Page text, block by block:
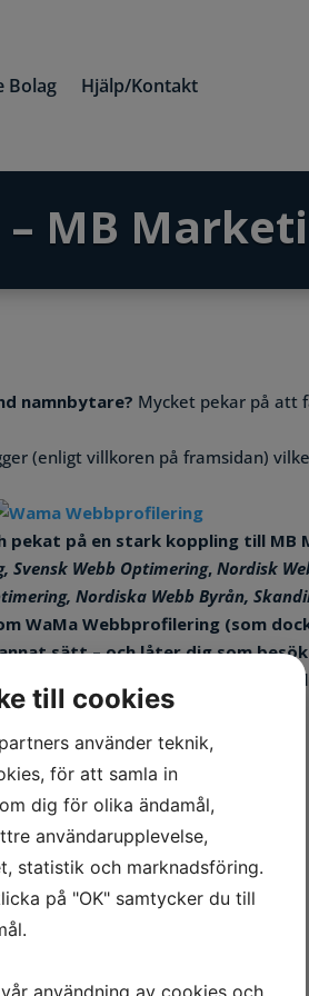
Bolag Hjälp/Kontakt
MB
namnbytare? Mycket pekar på att
(enligt villkoren på framsidan)
pekat på en stark koppling till MB
Svensk Webb Optimering, Nordisk
Nordiska Webb Byrån,
WaMa Webbprofilering(som
sätt – och låter dig som
för en jämförelse. Till
många namnbyten.
och Webbregistrering Sverige
MaWa eller WaMa?
till cookies
använder teknik,
för att samla in
dig för olika ändamål,
användarupplevelse,
statistik och marknadsföring.
på "OK" samtycker du till
användning av cookies och